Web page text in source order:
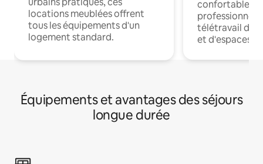
locations meublées offrent
tous les équipements d'un
logement standard.
confortables
professionnels
télétravail
et d'espaces
Équipements et avantages des séjours
longue durée